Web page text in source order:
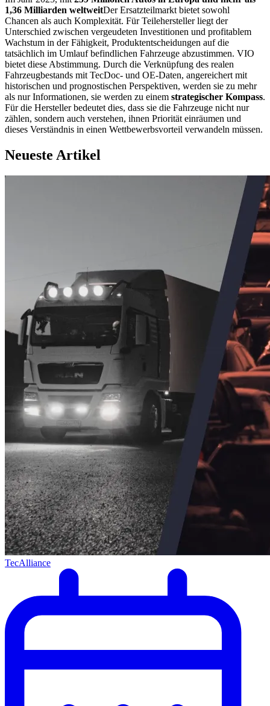
1,36 Milliarden weltweitDer Ersatzteilmarkt bietet sowohl
Chancen als auch Komplexität. Für Teilehersteller liegt der
Unterschied zwischen vergeudeten Investitionen und profitablem
Wachstum in der Fähigkeit, Produktentscheidungen auf die
tatsächlich im Umlauf befindlichen Fahrzeuge abzustimmen. VIO
bietet diese Abstimmung. Durch die Verknüpfung des realen
Fahrzeugbestands mit TecDoc- und OE-Daten, angereichert mit
historischen und prognostischen Perspektiven, werden sie zu mehr
als nur Informationen, sie werden zu einem strategischer Kompass.
Für die Hersteller bedeutet dies, dass sie die Fahrzeuge nicht nur
zählen, sondern auch verstehen, ihnen Priorität einräumen und
dieses Verständnis in einen Wettbewerbsvorteil verwandeln müssen.
Neueste Artikel
TecAlliance